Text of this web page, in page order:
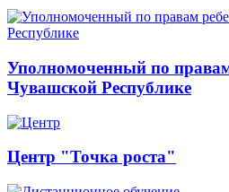
Уполномоченный по
Чувашской Республике
Центр "Точка роста"